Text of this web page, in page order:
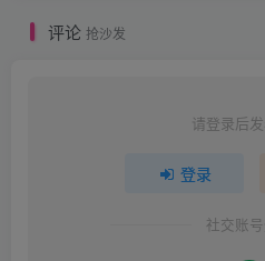
评论 抢沙发
请登录后
登录
社交账